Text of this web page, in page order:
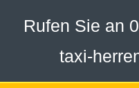
InhaltRufen Sie an
taxi-